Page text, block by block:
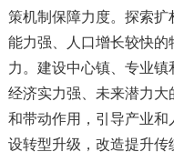
策机制保障力度。探索
能力强、人口增长较快
力。建设中心镇、专业镇
经济实力强、未来潜力
和带动作用，引导产业
设转型升级，改造提升